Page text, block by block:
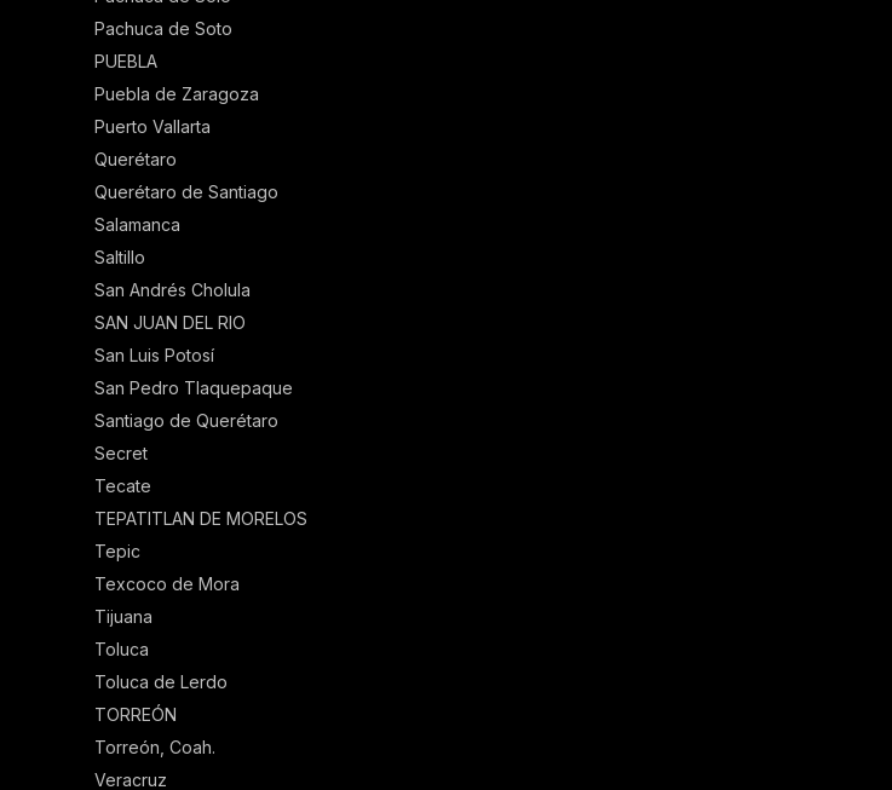
Pachuca de Soto
PUEBLA
Puebla de Zaragoza
Puerto Vallarta
Querétaro
Querétaro de Santiago
Salamanca
Saltillo
San Andrés Cholula
SAN JUAN DEL RIO
San Luis Potosí
San Pedro Tlaquepaque
Santiago de Querétaro
Secret
Tecate
TEPATITLAN DE MORELOS
Tepic
Texcoco de Mora
Tijuana
Toluca
Toluca de Lerdo
TORREÓN
Torreón, Coah.
Veracruz